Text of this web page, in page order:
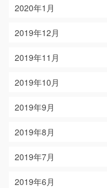
2020年1月
2019年12月
2019年11月
2019年10月
2019年9月
2019年8月
2019年7月
2019年6月